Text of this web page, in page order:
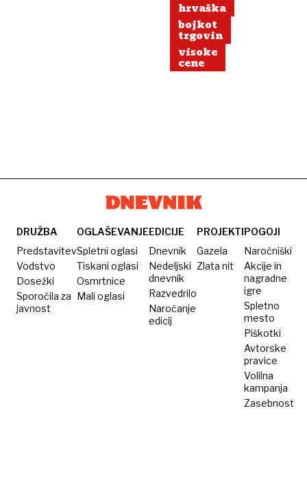
hrvaška
bojkot
trgovin
visoke
cene
DRUŽBA
Predstavitev
Vodstvo
Dosežki
Sporočila za
javnost
OGLAŠEVANJE
Spletni oglasi
Tiskani oglasi
Osmrtnice
Mali oglasi
EDICIJE
Dnevnik
Nedeljski
dnevnik
Razvedrilo
Naročanje
edicij
PROJEKTI
Gazela
Zlata nit
POGOJI
Naročniški
Akcije in
nagradne
igre
Spletno
mesto
Piškotki
Avtorske
pravice
Volilna
kampanja
Zasebnost